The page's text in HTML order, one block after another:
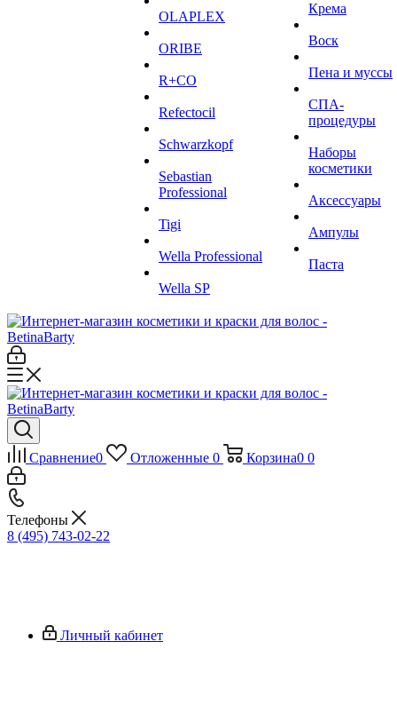
OLAPLEX
ORIBE
R+CO
Refectocil
Schwarzkopf
Sebastian
Professional
Tigi
Wella Professional
Wella SP
Крема
Воск
Пена и муссы
СПА-
процедуры
Наборы
косметики
Аксессуары
Ампулы
Паста
Сравнение0 Отложенные 0 Корзина0 0
Телефоны
8 (495) 743-02-22
Личный кабинет